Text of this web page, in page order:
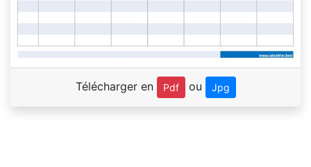
Télécharger en Pdf ou Jpg